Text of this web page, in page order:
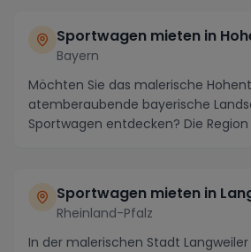
Sportwagen mieten in
Bayern
Möchten Sie das malerische
atemberaubende bayerische
Sportwagen entdecken? Die Region
Sportwagen mieten in
Rheinland-Pfalz
In der malerischen Stadt